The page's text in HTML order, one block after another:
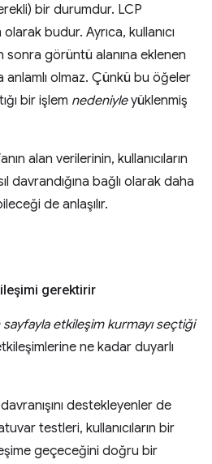
bir durumdur. LCP
budur. Ayrıca, kullanıcı
görüntü alanına eklenen
olmaz. Çünkü bu öğeler
bir işlem nedeniyleyüklenmiş
alan verilerinin, kullanıcıların
davrandığına bağlı olarak daha
de anlaşılır.
gerektirir
sayfayla etkileşim kurmayı seçtiği
ne kadar duyarlı
destekleyenler de
testleri, kullanıcıların bir
geçeceğini doğru bir